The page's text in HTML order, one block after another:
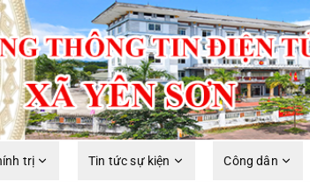
trị Tin tức sự kiện Công dân